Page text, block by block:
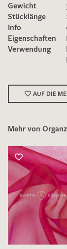
Ich bin damit
zur
Die
genommen
Gewicht
Stücklänge
Info
Eigenschaften
Verwendung
AUF DIE
Mehr von